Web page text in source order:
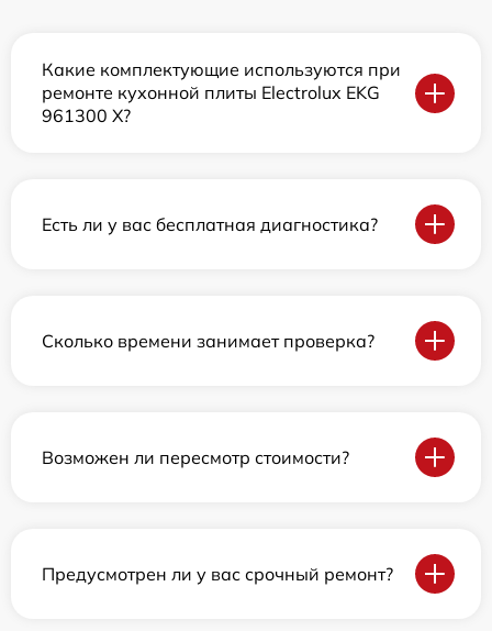
Какие комплектующие используются при
ремонте кухонной плиты Electrolux EKG
961300 X?
Есть ли у вас бесплатная диагностика?
Сколько времени занимает проверка?
Возможен ли пересмотр стоимости?
Предусмотрен ли у вас срочный ремонт?